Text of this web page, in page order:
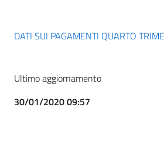
DATI SUI PAGAMENTI QUARTO
Ultimo aggiornamento
30/01/2020 09:57